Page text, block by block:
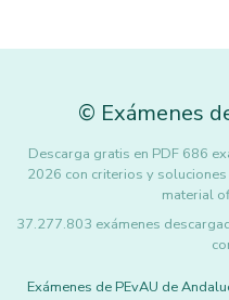
© Exámenes
Descarga gratis en PDF 686
2026 con criterios y soluciones
material
37.277.803 exámenes
Exámenes de PEvAU de